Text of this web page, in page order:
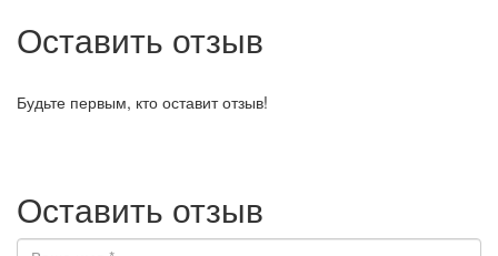
Оставить отзыв
Будьте первым, кто оставит отзыв!
Оставить отзыв